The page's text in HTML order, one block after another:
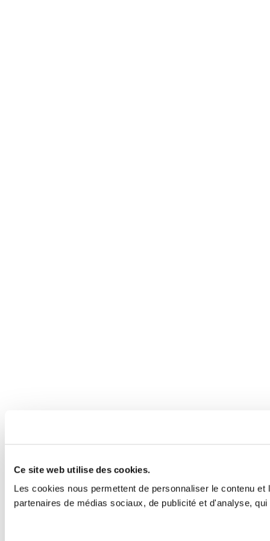
Ce site web utilise des cookies.
Les cookies nous permettent de personnaliser le contenu
partenaires de médias sociaux, de publicité et d'analyse,